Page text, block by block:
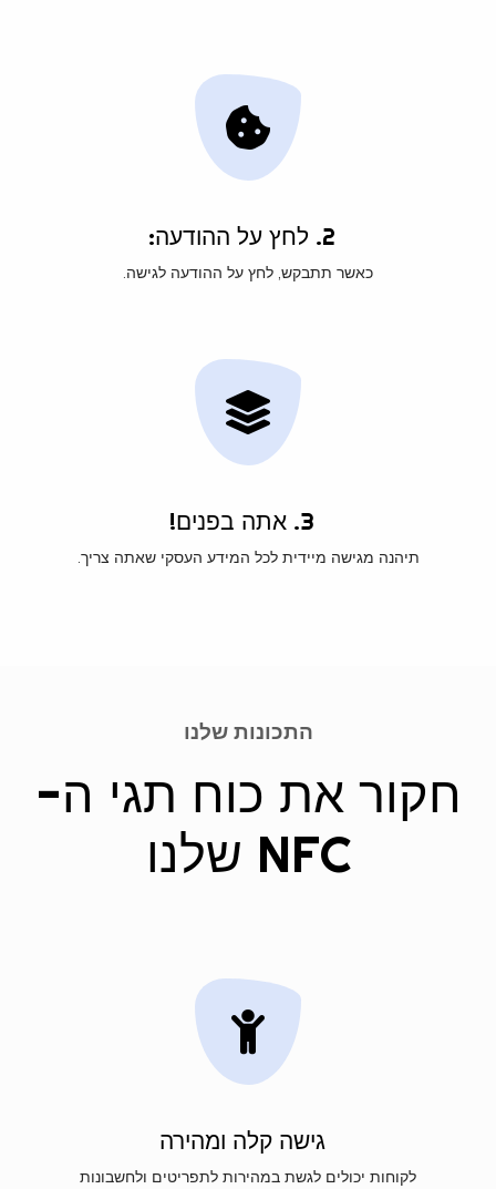
2. לחץ על ההודעה:
כאשר תתבקש, לחץ על ההודעה לגישה.
3. אתה בפנים!
תיהנה מגישה מיידית לכל המידע העסקי שאתה צריך.
התכונות שלנו
חקור את כוח תגי ה-
NFC שלנו
גישה קלה ומהירה
לקוחות יכולים לגשת במהירות לתפריטים ולחשבונות